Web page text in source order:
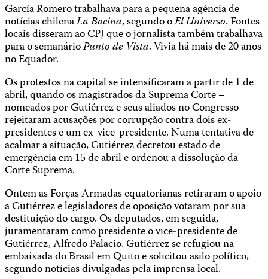
García Romero trabalhava para a pequena agência de
notícias chilenaLa Bocina, segundo oEl Universo. Fontes
locais disseram ao CPJ que o jornalista também trabalhava
para o semanárioPunto de Vista. Vivia há mais de 20 anos
no Equador.
Os protestos na capital se intensificaram a partir de 1 de
abril, quando os magistrados da Suprema Corte –
nomeados por Gutiérrez e seus aliados no Congresso –
rejeitaram acusações por corrupção contra dois ex-
presidentes e um ex-vice-presidente. Numa tentativa de
acalmar a situação, Gutiérrez decretou estado de
emergência em 15 de abril e ordenou a dissolução da
Corte Suprema.
Ontem as Forças Armadas equatorianas retiraram o apoio
a Gutiérrez e legisladores de oposição votaram por sua
destituição do cargo. Os deputados, em seguida,
juramentaram como presidente o vice-presidente de
Gutiérrez, Alfredo Palacio. Gutiérrez se refugiou na
embaixada do Brasil em Quito e solicitou asilo político,
segundo notícias divulgadas pela imprensa local.